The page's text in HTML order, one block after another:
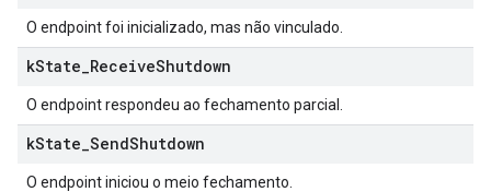
O endpoint foi inicializado, mas não vinculado.
kState ReceiveShutdown
O endpoint respondeu ao fechamento parcial.
kState SendShutdown
O endpoint iniciou o meio fechamento.